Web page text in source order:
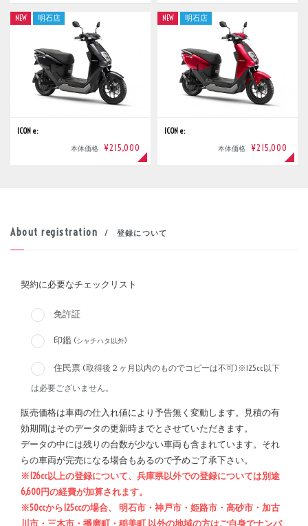
ICON e:
本体価格 ¥215,000
NEW 明石店
ICON e:
本体価格 ¥215,000
NEW 明石店
About registration / 登録について
契約に必要なチェックリスト
免許証
印鑑 (シャチハタ以外)
住民票 (取得後２ヶ月以内のものでコピーは不可)※125cc以下
は必要ございません。
販売価格は車両の仕入れ値により予告無く変動します。見積の有
効期間はそのデータの更新時までとさせていただきます。
データの中には残りの台数が少ない車両も含まれています。それ
らの車両が完売になる場合もあるので予めご了承下さい。
※126cc以上の登録について、兵庫県以外での登録については別途
6,600円の経費が加算されます。
※50ccから125ccの場合、 明石市・神戸市・姫路市・高砂市・加古
川市・三木市・播磨町・稲美町 以外の地域の方はご自身でナンバ